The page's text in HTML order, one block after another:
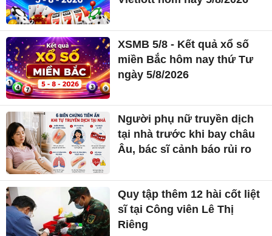
XSMB 5/8 - Kết quả xổ số
miền Bắc hôm nay thứ Tư
ngày 5/8/2026
Người phụ nữ truyền dịch
tại nhà trước khi bay châu
Âu, bác sĩ cảnh báo rủi ro
Quy tập thêm 12 hài cốt liệt
sĩ tại Công viên Lê Thị
Riêng